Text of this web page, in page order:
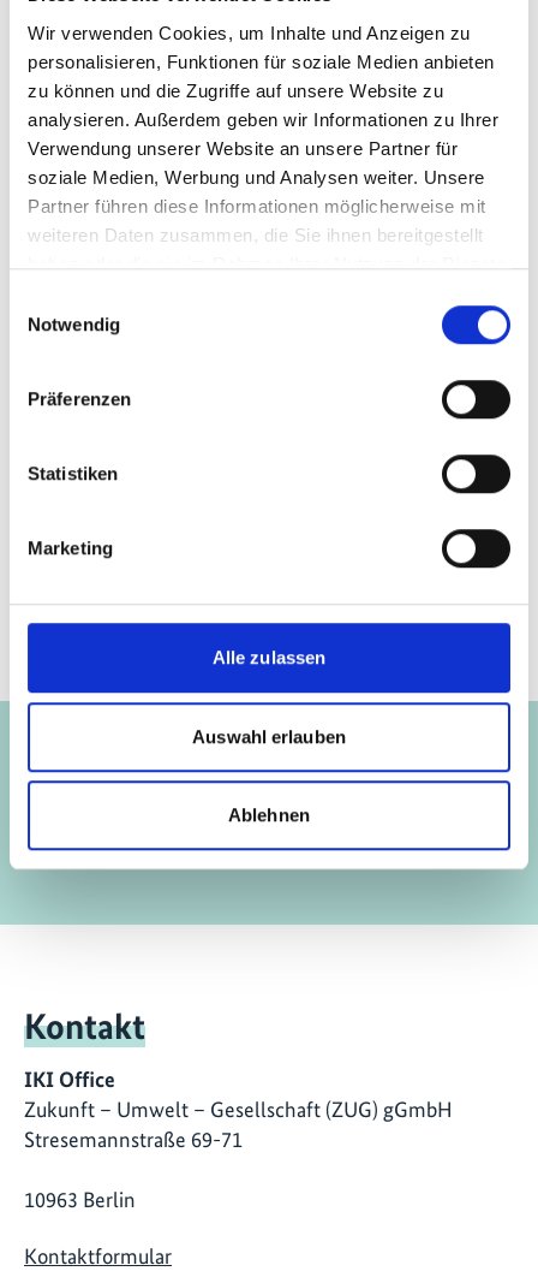
Wir verwenden Cookies, um Inhalte und Anzeigen zu
personalisieren, Funktionen für soziale Medien anbieten
zu können und die Zugriffe auf unsere Website zu
analysieren. Außerdem geben wir Informationen zu Ihrer
Verwendung unserer Website an unsere Partner für
soziale Medien, Werbung und Analysen weiter. Unsere
Partner führen diese Informationen möglicherweise mit
weiteren Daten zusammen, die Sie ihnen bereitgestellt
haben oder die sie im Rahmen Ihrer Nutzung der Dienste
Notwendig
Präferenzen
Statistiken
Marketing
Alle zulassen
Auswahl erlauben
Ablehnen
den Kommunen geschaffen werden“, hebt Claudio
Bustamante, stellvertretender Direktor der
chilenischen Agentur für Nachhaltigkeit und
Klimawandel hervor.
Der Bewertungsindex, der im Zusammenhang mit der
Umsetzung großer erneuerbarer Energieprojekte in
Chile entwickelt wurde, ist auf andere Länder
übertragbar und stößt bereits in Mexiko, Peru und
zugänglich auf
https://www.international-climate-
initiative.com/NEWS148
Projekt
Förderung der Solarenergie in Chile
Kontakt
IKI Office
Zukunft – Umwelt – Gesellschaft (ZUG) gGmbH
Stresemannstraße 69-71
10963 Berlin
Kontaktformular